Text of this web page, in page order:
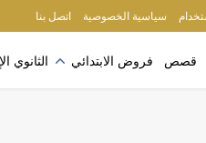
الاطلاع على سياسة الخصوصية
سياسية الخصوصية اتصل بنا
قصص فروض الابتدائي الثانوي